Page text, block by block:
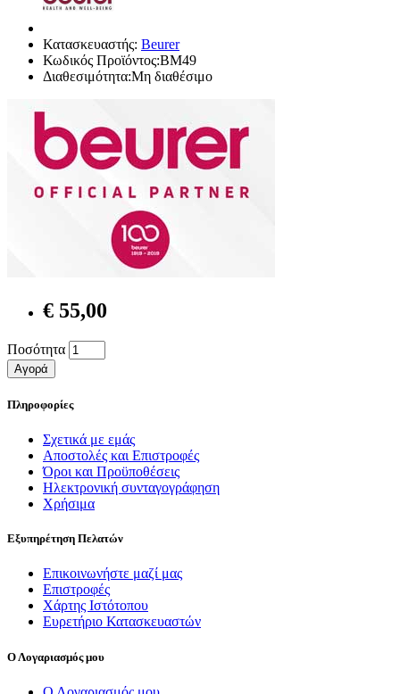
Κατασκευαστής: Beurer
Κωδικός Προϊόντος:BM49
Διαθεσιμότητα:Μη διαθέσιμο
€ 55,00
Ποσότητα
Αγορά
Πληροφορίες
Σχετικά με εμάς
Αποστολές και Επιστροφές
Όροι και Προϋποθέσεις
Ηλεκτρονική συνταγογράφηση
Χρήσιμα
Εξυπηρέτηση Πελατών
Επικοινωνήστε μαζί μας
Επιστροφές
Χάρτης Ιστότοπου
Ευρετήριο Κατασκευαστών
Ο Λογαριασμός μου